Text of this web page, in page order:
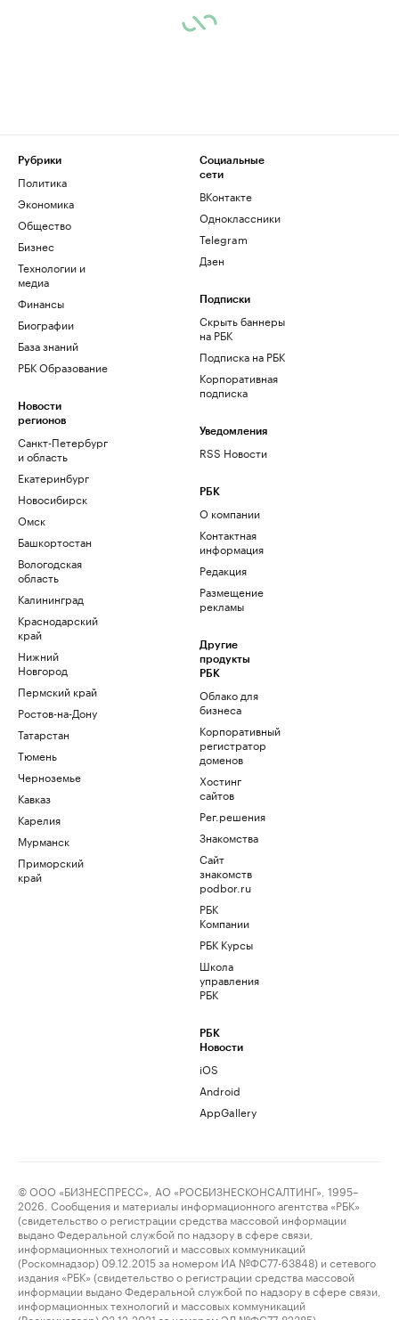
Рубрики
Политика
Экономика
Общество
Бизнес
Технологии и
медиа
Финансы
Биографии
База знаний
РБК Образование
Новости
регионов
Санкт-Петербург
и область
Екатеринбург
Новосибирск
Омск
Башкортостан
Вологодская
область
Калининград
Краснодарский
край
Нижний
Новгород
Пермский край
Ростов-на-Дону
Татарстан
Тюмень
Черноземье
Кавказ
Карелия
Мурманск
Приморский
край
Социальные
сети
ВКонтакте
Одноклассники
Telegram
Дзен
Подписки
Скрыть баннеры
на РБК
Подписка на РБК
Корпоративная
подписка
Уведомления
RSS Новости
РБК
О компании
Контактная
информация
Редакция
Размещение
рекламы
Другие
продукты
РБК
Облако для
бизнеса
Корпоративный
регистратор
доменов
Хостинг
сайтов
Рег.решения
Знакомства
Сайт
знакомств
podbor.ru
РБК
Компании
РБК Курсы
Школа
управления
РБК
РБК
Новости
iOS
Android
AppGallery
© ООО «БИЗНЕСПРЕСС», АО «РОСБИЗНЕСКОНСАЛТИНГ», 1995–
2026. Сообщения и материалы информационного агентства «РБК»
(свидетельство о регистрации средства массовой информации
выдано Федеральной службой по надзору в сфере связи,
информационных технологий и массовых коммуникаций
(Роскомнадзор) 09.12.2015 за номером ИА №ФС77-63848) и сетевого
издания «РБК» (свидетельство о регистрации средства массовой
информации выдано Федеральной службой по надзору в сфере связи,
информационных технологий и массовых коммуникаций